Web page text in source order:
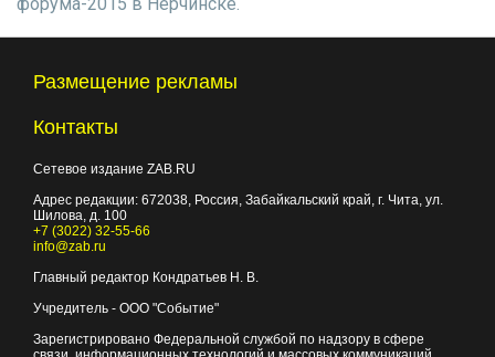
Размещение рекламы
Контакты
Сетевое издание ZAB.RU
Адрес редакции: 672038, Россия, Забайкальский край, г. Чита, ул.
Шилова, д. 100
+7 (3022) 32-55-66
info@zab.ru
Главный редактор Кондратьев Н. В.
Учредитель - ООО "Событие"
Зарегистрировано Федеральной службой по надзору в сфере